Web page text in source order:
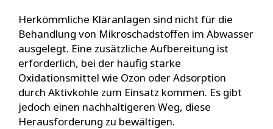
Herkömmliche Kläranlagen sind nicht für die
Behandlung von Mikroschadstoffen im Abwasser
ausgelegt. Eine zusätzliche Aufbereitung ist
erforderlich, bei der häufig starke
Oxidationsmittel wie Ozon oder Adsorption
durch Aktivkohle zum Einsatz kommen. Es gibt
jedoch einen nachhaltigeren Weg, diese
Herausforderung zu bewältigen.